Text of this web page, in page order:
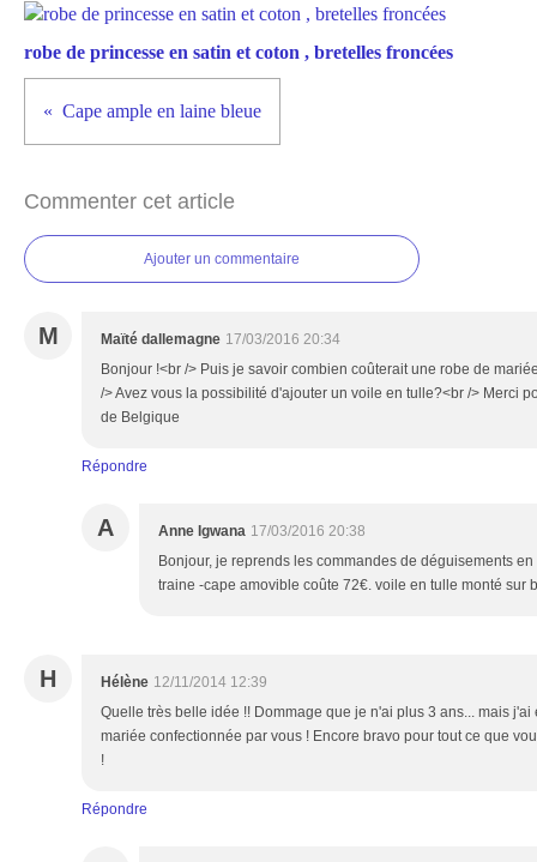
robe de princesse en satin et coton , bretelles froncées
Cape ample en laine bleue
Commenter cet article
Ajouter un commentaire
M Maïté dallemagne 17/03/2016 20:34
Bonjour !<br /> Puis je savoir combien coûterait une robe de
/> Avez vous la possibilité d'ajouter un voile en tulle?<br /> Merci
de Belgique
Répondre
A Anne Igwana 17/03/2016 20:38
Bonjour, je reprends les commandes de déguisements
traine -cape amovible coûte 72€. voile en tulle monté sur
H Hélène 12/11/2014 12:39
Quelle très belle idée !! Dommage que je n'ai plus 3 ans... mais
mariée confectionnée par vous ! Encore bravo pour tout ce que
!
Répondre